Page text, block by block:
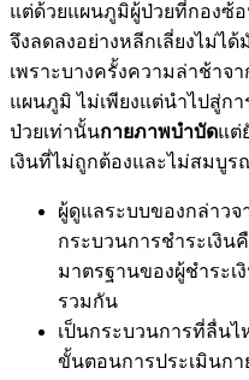
แต่ด้วยแผนภูมิผู้ป่วยที่กอง
จึงลดลงอย่างหลีกเลี่ยงไม่ไ
เพราะบางครั้งความล่าช้าจ
แผนภูมิ ไม่เพียงแต่นำไปสู่ก
ป่วยเท่านั้นกายภาพบำบัดแต่
เงินที่ไม่ถูกต้องและไม่สมบูร
ผู้ดูแลระบบของกล่าว
กระบวนการชำระเงิน
มาตรฐานของผู้ชำระเ
รวมกัน
เป็นกระบวนการที่ลื่น
ขั้นตอนการประเมินก